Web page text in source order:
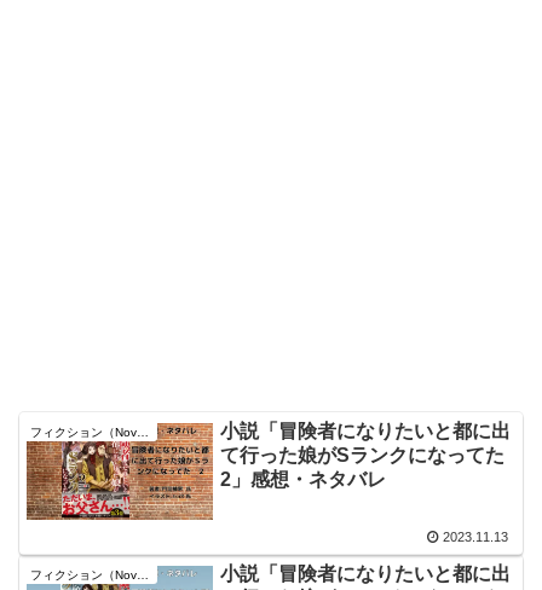
フィクション（Novel）
小説「冒険者になりたいと都に出
て行った娘がSランクになってた
2」感想・ネタバレ
2023.11.13
小説「冒険者になりたいと都に出